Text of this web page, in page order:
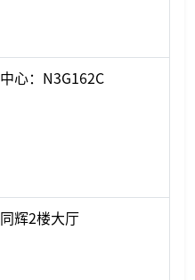
心：N3G162C
辉2楼大厅